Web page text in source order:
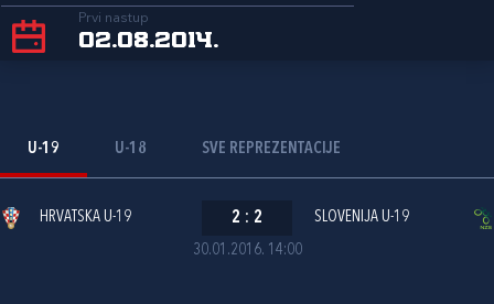
Prvi nastup
02.08.2014.
U-19 U-18 SVE REPREZENTACIJE
30.01.2016. 14:00
HRVATSKA U-19 2 : 2 SLOVENIJA U-19